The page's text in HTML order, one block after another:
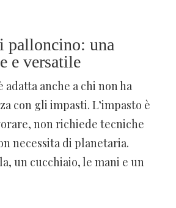
una
e versatile
adatta anche a chi non ha
con gli impasti. L’impasto è
non richiede tecniche
necessita di planetaria.
un cucchiaio, le mani e un